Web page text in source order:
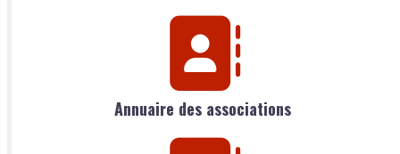
Annuaire des associations